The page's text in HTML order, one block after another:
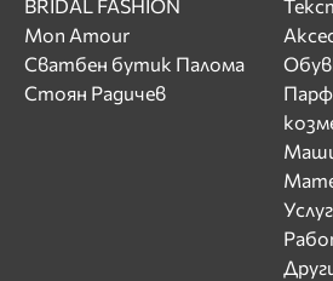
BRIDAL FASHION
Mon Amour
Сватбен бутик Палома
Стоян Радичев